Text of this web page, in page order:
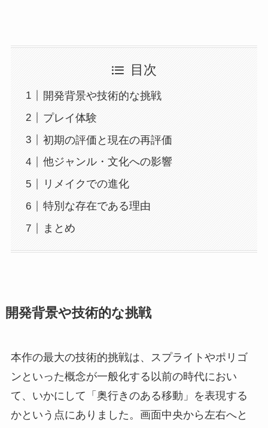
目次
開発背景や技術的な挑戦
プレイ体験
初期の評価と現在の再評価
他ジャンル・文化への影響
リメイクでの進化
特別な存在である理由
まとめ
開発背景や技術的な挑戦
本作の最大の技術的挑戦は、スプライトやポリゴ
ンといった概念が一般化する以前の時代におい
て、いかにして「奥行きのある移動」を表現する
かという点にありました。画面中央から左右へと